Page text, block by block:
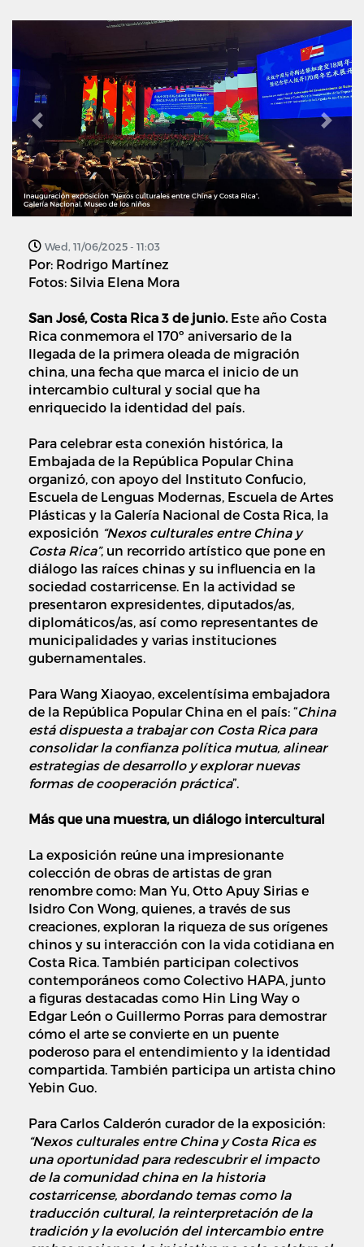
Previous Next
Wed, 11/06/2025 - 11:03
Por: Rodrigo Martínez
Fotos: Silvia Elena Mora
San José, Costa Rica 3 de junio.Este año Costa
Rica conmemora el 170º aniversario de la
llegada de la primera oleada de migración
china, una fecha que marca el inicio de un
intercambio cultural y social que ha
enriquecido la identidad del país.
Para celebrar esta conexión histórica, la
Embajada de la República Popular China
organizó, con apoyo del Instituto Confucio,
Escuela de Lenguas Modernas, Escuela de Artes
Plásticas y la Galería Nacional de Costa Rica, la
exposición “Nexos culturales entre China y
Costa Rica”, un recorrido artístico que pone en
diálogo las raíces chinas y su influencia en la
sociedad costarricense. En la actividad se
presentaron expresidentes, diputados/as,
diplomáticos/as, así como representantes de
municipalidades y varias instituciones
gubernamentales.
Para Wang Xiaoyao, excelentísima embajadora
de la República Popular China en el país: “China
está dispuesta a trabajar con Costa Rica para
consolidar la confianza política mutua, alinear
estrategias de desarrollo y explorar nuevas
formas de cooperación práctica”.
Más que una muestra, un diálogo intercultural
La exposición reúne una impresionante
colección de obras de artistas de gran
renombre como: Man Yu, Otto Apuy Sirias e
Isidro Con Wong, quienes, a través de sus
creaciones, exploran la riqueza de sus orígenes
chinos y su interacción con la vida cotidiana en
Costa Rica. También participan colectivos
contemporáneos como Colectivo HAPA, junto
a figuras destacadas como Hin Ling Way o
Edgar León o Guillermo Porras para demostrar
cómo el arte se convierte en un puente
poderoso para el entendimiento y la identidad
compartida. También participa un artista chino
Yebin Guo.
Para Carlos Calderón curador de la exposición:
“Nexos culturales entre China y Costa Rica es
una oportunidad para redescubrir el impacto
de la comunidad china en la historia
costarricense, abordando temas como la
traducción cultural, la reinterpretación de la
tradición y la evolución del intercambio entre